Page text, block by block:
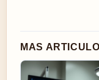
MAS